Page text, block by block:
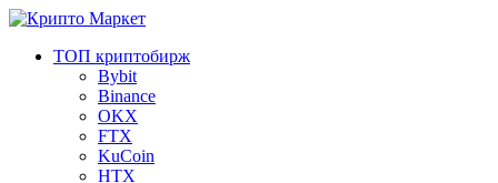
ТОП криптобирж
Bybit
Binance
OKX
FTX
KuCoin
HTX